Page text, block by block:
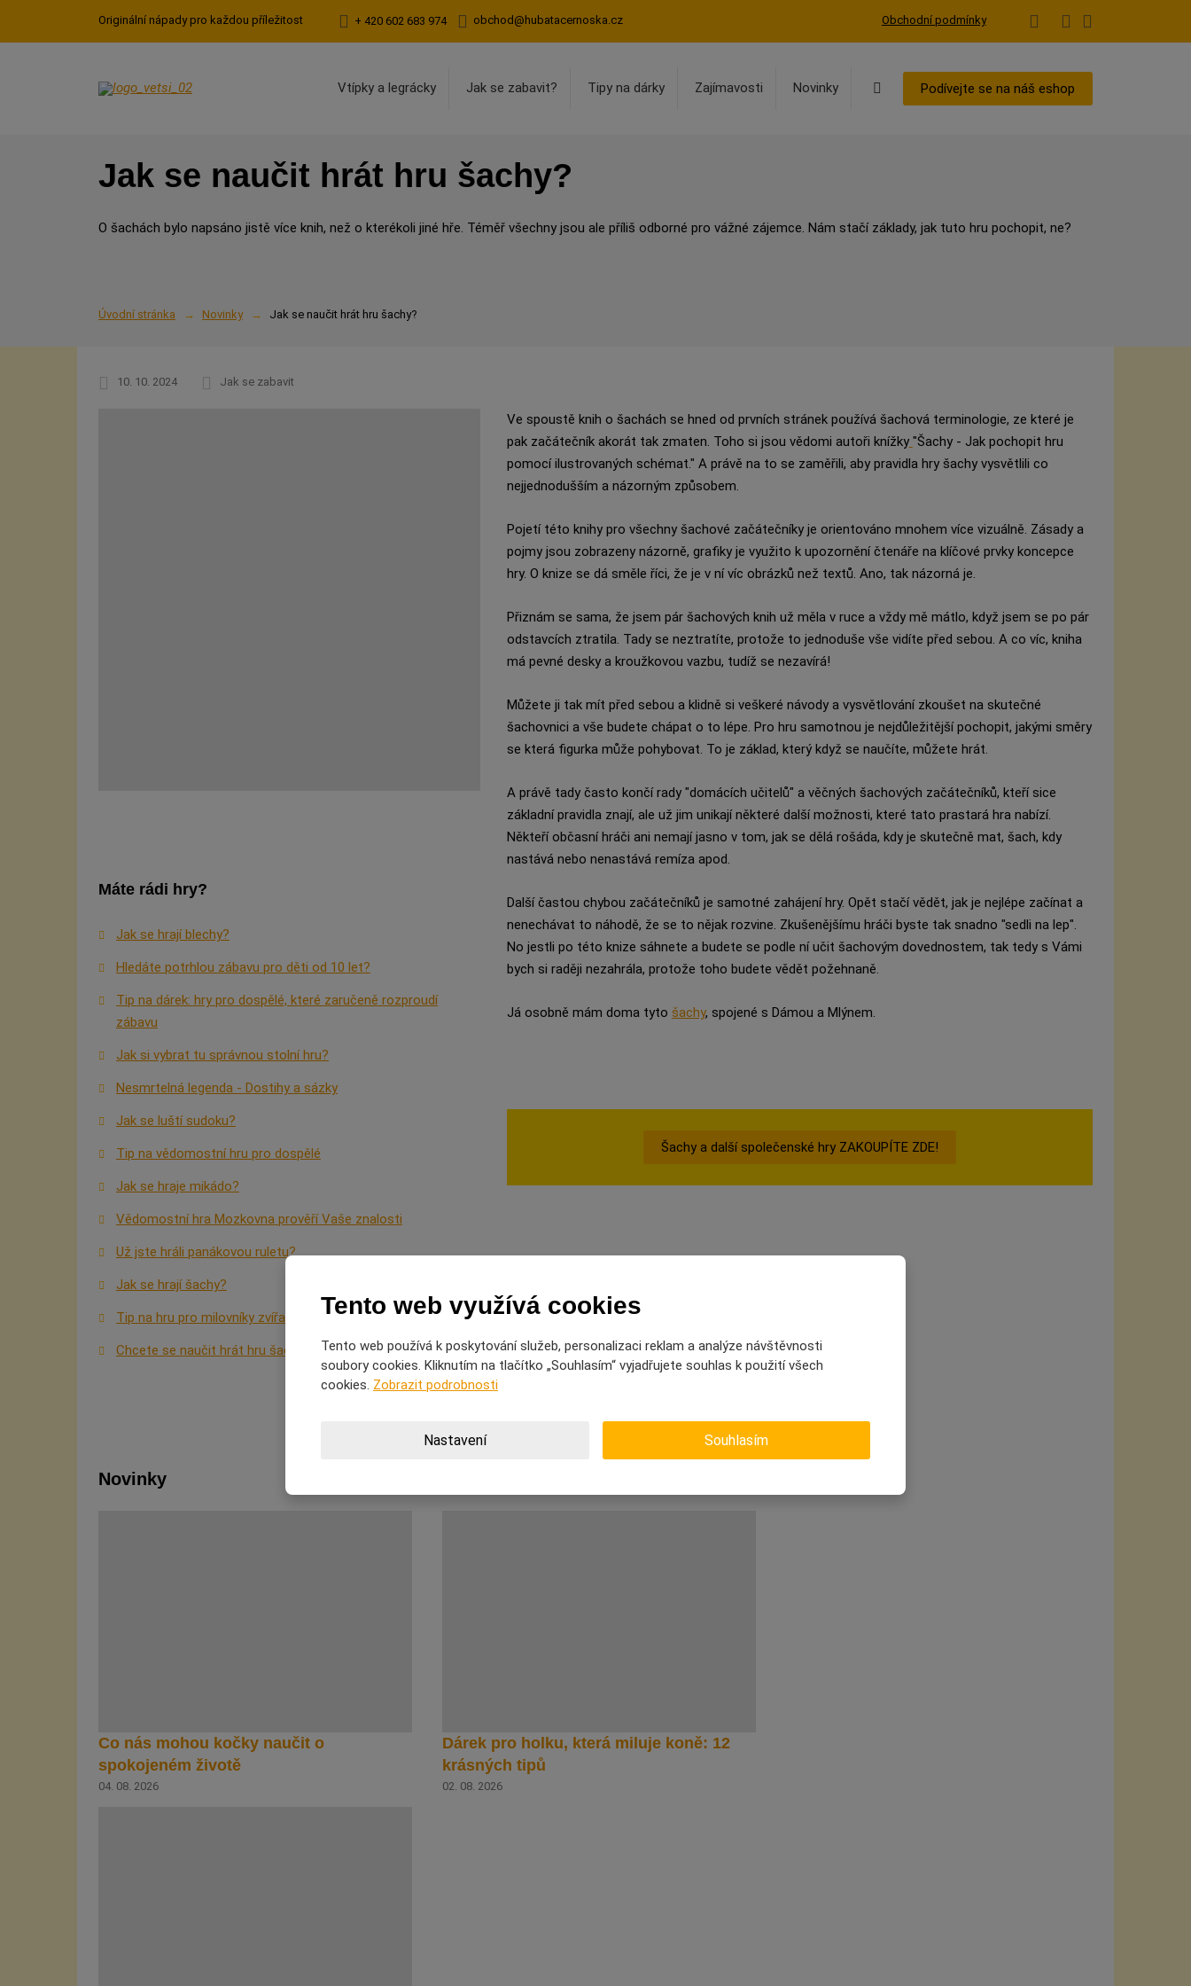
Originální nápady pro každou příležitost + 420 602 683 974 obchod@hubatacernoska.cz Obchodní podmínky
Vtípky a legrácky Jak se zabavit? Tipy na dárky Zajímavosti Novinky VyhledáváníPodívejte se na náš eshop
Jak se naučit hrát hru šachy?
O šachách bylo napsáno jistě více knih, než o kterékoli jiné hře. Téměř všechny jsou ale příliš odborné pro vážné zájemce. Nám stačí základy, jak tuto hru pochopit, ne?
Úvodní stránka Novinky Jak se naučit hrát hru šachy?
10. 10. 2024 Jak se zabavit
Máte rádi hry?
Jak se hrají blechy?
Hledáte potrhlou zábavu pro děti od 10 let?
Tip na dárek: hry pro dospělé, které zaručeně rozproudí
zábavu
Jak si vybrat tu správnou stolní hru?
Nesmrtelná legenda - Dostihy a sázky
Jak se luští sudoku?
Tip na vědomostní hru pro dospělé
Jak se hraje mikádo?
Vědomostní hra Mozkovna prověří Vaše znalosti
Už jste hráli panákovou ruletu?
Jak se hrají šachy?
Tip na hru pro milovníky zvířat
Chcete se naučit hrát hru šachy a nevíte, jak do toho?
Ve spoustě knih o šachách se hned od prvních stránek používá šachová terminologie, ze které je
pak začátečník akorát tak zmaten. Toho si jsou vědomi autoři knížky "Šachy - Jak pochopit hru
pomocí ilustrovaných schémat." A právě na to se zaměřili, aby pravidla hry šachy vysvětlili co
nejjednodušším a názorným způsobem.
Pojetí této knihy pro všechny šachové začátečníky je orientováno mnohem více vizuálně. Zásady a
pojmy jsou zobrazeny názorně, grafiky je využito k upozornění čtenáře na klíčové prvky koncepce
hry. O knize se dá směle říci, že je v ní víc obrázků než textů. Ano, tak názorná je.
Přiznám se sama, že jsem pár šachových knih už měla v ruce a vždy mě mátlo, když jsem se po pár
odstavcích ztratila. Tady se neztratíte, protože to jednoduše vše vidíte před sebou. A co víc, kniha
má pevné desky a kroužkovou vazbu, tudíž se nezavírá!
Můžete ji tak mít před sebou a klidně si veškeré návody a vysvětlování zkoušet na skutečné
šachovnici a vše budete chápat o to lépe. Pro hru samotnou je nejdůležitější pochopit, jakými směry
se která figurka může pohybovat. To je základ, který když se naučíte, můžete hrát.
A právě tady často končí rady "domácích učitelů" a věčných šachových začátečníků, kteří sice
základní pravidla znají, ale už jim unikají některé další možnosti, které tato prastará hra nabízí.
Někteří občasní hráči ani nemají jasno v tom, jak se dělá rošáda, kdy je skutečně mat, šach, kdy
nastává nebo nenastává remíza apod.
Další častou chybou začátečníků je samotné zahájení hry. Opět stačí vědět, jak je nejlépe začínat a
nenechávat to náhodě, že se to nějak rozvine. Zkušenějšímu hráči byste tak snadno "sedli na lep".
No jestli po této knize sáhnete a budete se podle ní učit šachovým dovednostem, tak tedy s Vámi
bych si raději nezahrála, protože toho budete vědět požehnaně.
Já osobně mám doma tyto šachy, spojené s Dámou a Mlýnem.
Šachy a další společenské hry ZAKOUPÍTE ZDE!
Novinky
Co nás mohou kočky naučit o
spokojeném životě
04. 08. 2026
Dárek pro holku, která miluje koně: 12
krásných tipů
02. 08. 2026
Tento web využívá cookies
Tento web používá k poskytování služeb, personalizaci reklam a analýze návštěvnosti
soubory cookies. Kliknutím na tlačítko „Souhlasím“ vyjadřujete souhlas k použití všech
cookies. Zobrazit podrobnosti
Nastavení Souhlasím